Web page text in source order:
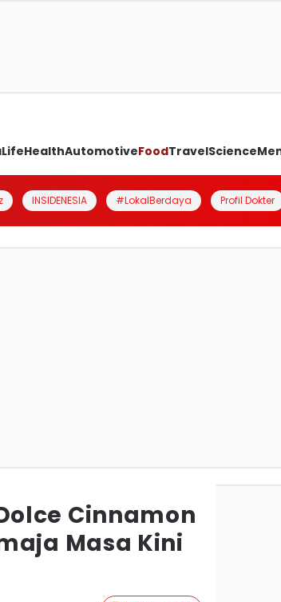
LifeHealthAutomotiveFoodTravelScience
INSIDENESIA #LokalBerdaya Profil Dokter
Cinnamon
Masa Kini